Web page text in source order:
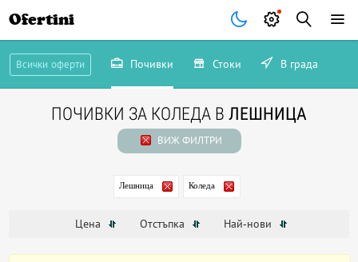
Ofertini
Всички оферти Почивки Стоки В града
ПОЧИВКИ ЗА КОЛЕДА В ЛЕШНИЦА
ВИЖ ФИЛТРИ
Лешница Коледа
Цена Отстъпка Най-нови